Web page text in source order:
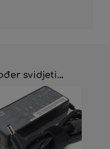
svidjeti…